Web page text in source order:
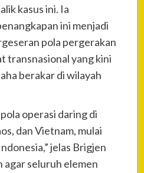
kasus ini. Ia
ini menjadi
pola pergerakan
transnasional yang kini
berakar di wilayah
operasi daring di
dan Vietnam, mulai
jelas Brigjen
seluruh elemen